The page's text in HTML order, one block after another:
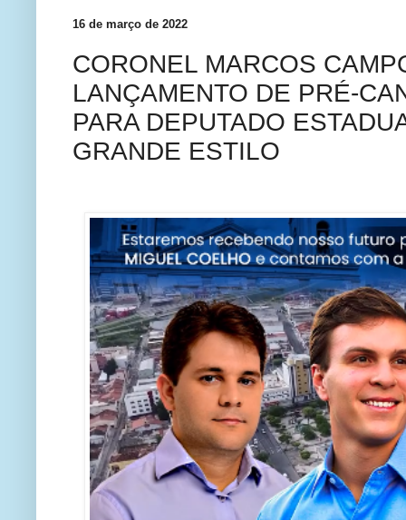
16 de março de 2022
CORONEL MARCOS
LANÇAMENTO DE PRÉ-
PARA DEPUTADO
GRANDE ESTILO